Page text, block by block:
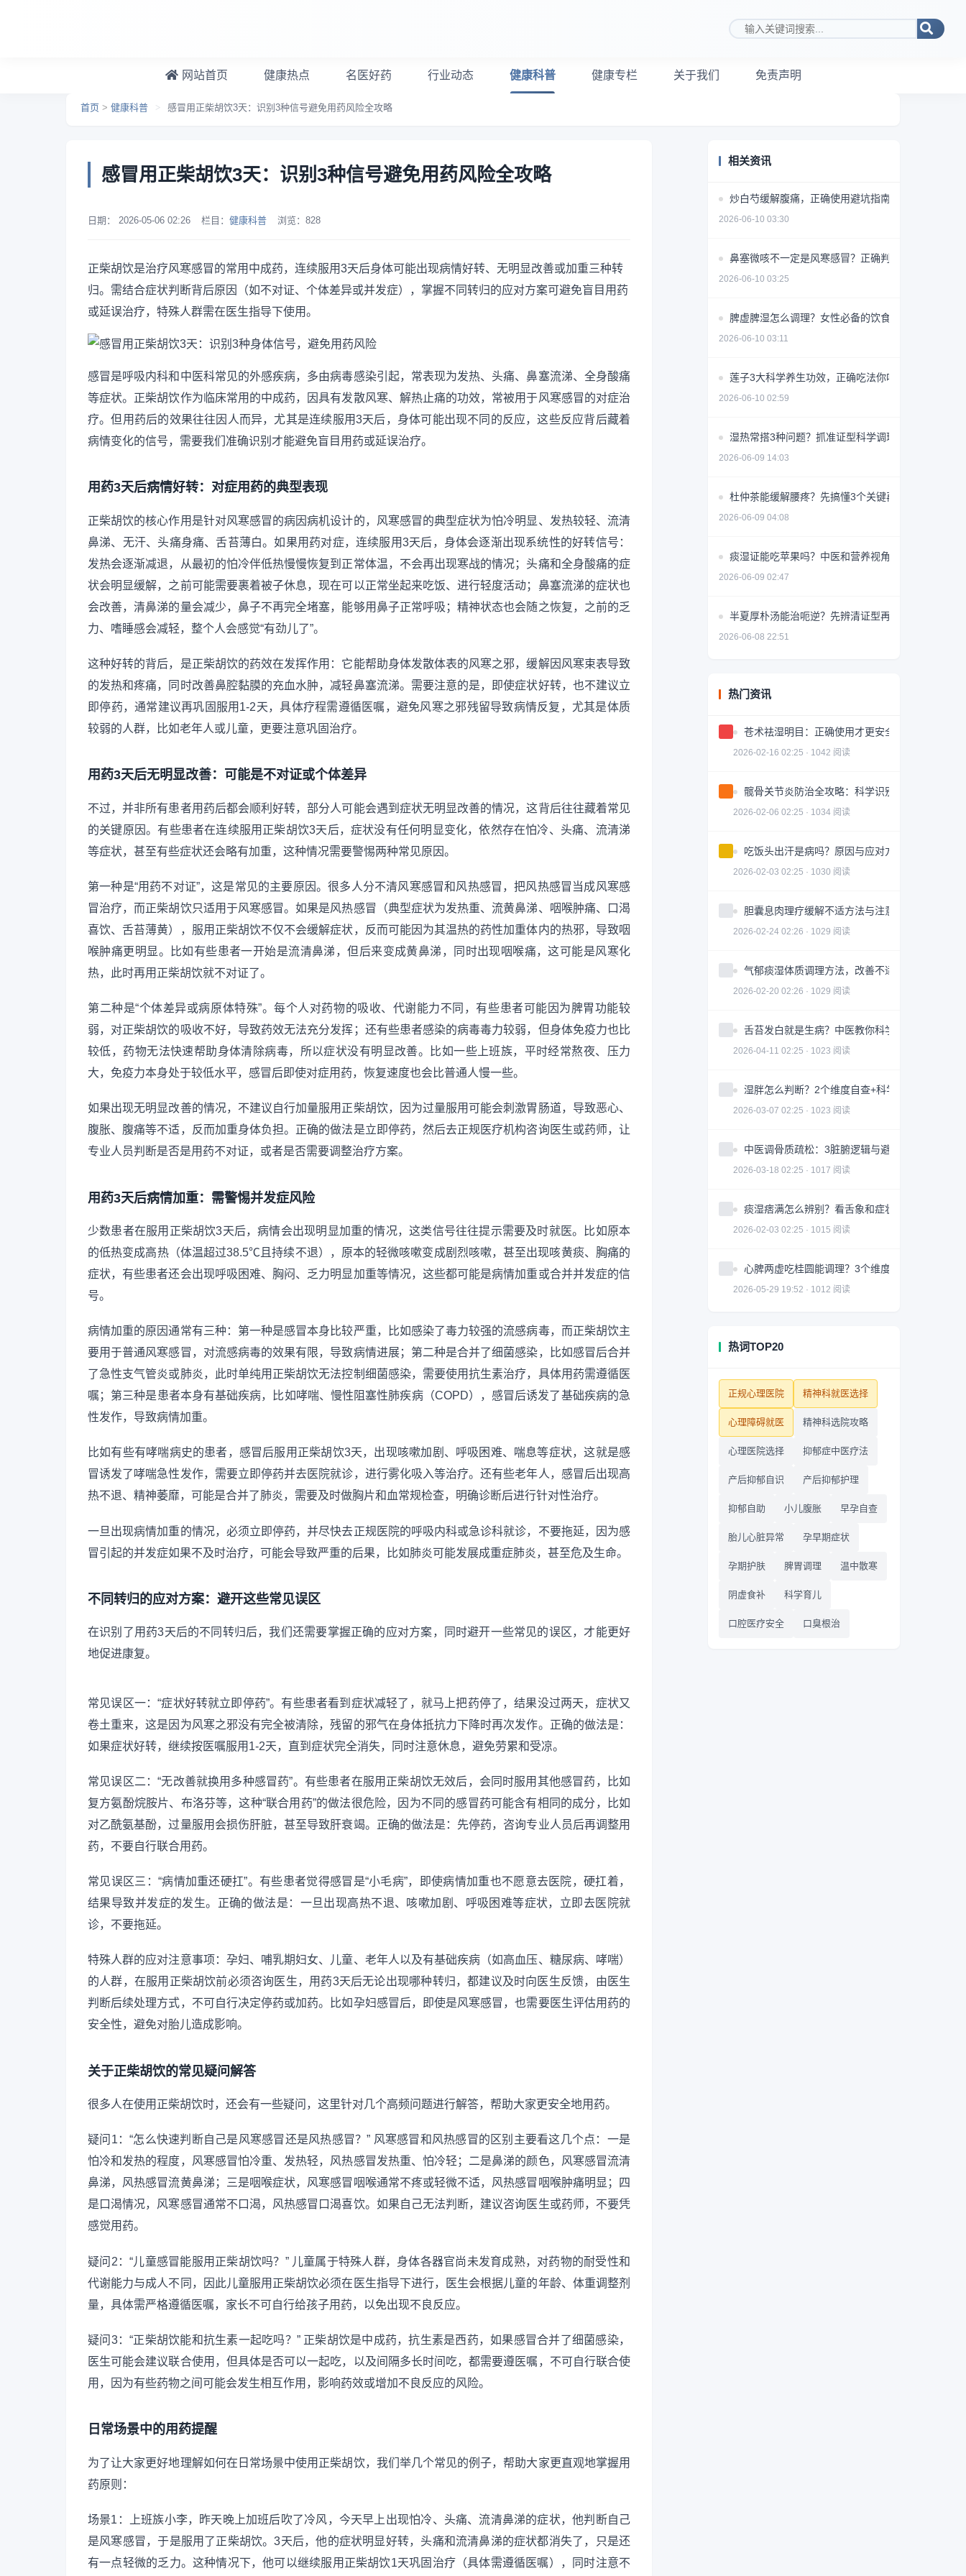
搜索关键词
网站首页 健康热点 名医好药 行业动态 健康科普 健康专栏 关于我们 免责声明
首页 > 健康科普 > 感冒用正柴胡饮3天：识别3种信号避免用药风险全攻略
感冒用正柴胡饮3天：识别3种信号避免用药风险全攻略
日期： 2026-05-06 02:26 栏目： 健康科普 浏览： 828
正柴胡饮是治疗风寒感冒的常用中成药，连续服用3天后身体可能出现病情好转、无明显改善或加重三种转
归。需结合症状判断背后原因（如不对证、个体差异或并发症），掌握不同转归的应对方案可避免盲目用药
或延误治疗，特殊人群需在医生指导下使用。
感冒是呼吸内科和中医科常见的外感疾病，多由病毒感染引起，常表现为发热、头痛、鼻塞流涕、全身酸痛
等症状。正柴胡饮作为临床常用的中成药，因具有发散风寒、解热止痛的功效，常被用于风寒感冒的对症治
疗。但用药后的效果往往因人而异，尤其是连续服用3天后，身体可能出现不同的反应，这些反应背后藏着
病情变化的信号，需要我们准确识别才能避免盲目用药或延误治疗。
用药3天后病情好转：对症用药的典型表现
正柴胡饮的核心作用是针对风寒感冒的病因病机设计的，风寒感冒的典型症状为怕冷明显、发热较轻、流清
鼻涕、无汗、头痛身痛、舌苔薄白。如果用药对症，连续服用3天后，身体会逐渐出现系统性的好转信号：
发热会逐渐减退，从最初的怕冷伴低热慢慢恢复到正常体温，不会再出现寒战的情况；头痛和全身酸痛的症
状会明显缓解，之前可能需要裹着被子休息，现在可以正常坐起来吃饭、进行轻度活动；鼻塞流涕的症状也
会改善，清鼻涕的量会减少，鼻子不再完全堵塞，能够用鼻子正常呼吸；精神状态也会随之恢复，之前的乏
力、嗜睡感会减轻，整个人会感觉“有劲儿了”。
这种好转的背后，是正柴胡饮的药效在发挥作用：它能帮助身体发散体表的风寒之邪，缓解因风寒束表导致
的发热和疼痛，同时改善鼻腔黏膜的充血水肿，减轻鼻塞流涕。需要注意的是，即使症状好转，也不建议立
即停药，通常建议再巩固服用1-2天，具体疗程需遵循医嘱，避免风寒之邪残留导致病情反复，尤其是体质
较弱的人群，比如老年人或儿童，更要注意巩固治疗。
用药3天后无明显改善：可能是不对证或个体差异
不过，并非所有患者用药后都会顺利好转，部分人可能会遇到症状无明显改善的情况，这背后往往藏着常见
的关键原因。有些患者在连续服用正柴胡饮3天后，症状没有任何明显变化，依然存在怕冷、头痛、流清涕
等症状，甚至有些症状还会略有加重，这种情况需要警惕两种常见原因。
第一种是“用药不对证”，这是常见的主要原因。很多人分不清风寒感冒和风热感冒，把风热感冒当成风寒感
冒治疗，而正柴胡饮只适用于风寒感冒。如果是风热感冒（典型症状为发热重、流黄鼻涕、咽喉肿痛、口渴
喜饮、舌苔薄黄），服用正柴胡饮不仅不会缓解症状，反而可能因为其温热的药性加重体内的热邪，导致咽
喉肿痛更明显。比如有些患者一开始是流清鼻涕，但后来变成黄鼻涕，同时出现咽喉痛，这可能是风寒化
热，此时再用正柴胡饮就不对证了。
第二种是“个体差异或病原体特殊”。每个人对药物的吸收、代谢能力不同，有些患者可能因为脾胃功能较
弱，对正柴胡饮的吸收不好，导致药效无法充分发挥；还有些患者感染的病毒毒力较弱，但身体免疫力也比
较低，药物无法快速帮助身体清除病毒，所以症状没有明显改善。比如一些上班族，平时经常熬夜、压力
大，免疫力本身处于较低水平，感冒后即使对症用药，恢复速度也会比普通人慢一些。
如果出现无明显改善的情况，不建议自行加量服用正柴胡饮，因为过量服用可能会刺激胃肠道，导致恶心、
腹胀、腹痛等不适，反而加重身体负担。正确的做法是立即停药，然后去正规医疗机构咨询医生或药师，让
专业人员判断是否是用药不对证，或者是否需要调整治疗方案。
用药3天后病情加重：需警惕并发症风险
少数患者在服用正柴胡饮3天后，病情会出现明显加重的情况，这类信号往往提示需要及时就医。比如原本
的低热变成高热（体温超过38.5℃且持续不退），原本的轻微咳嗽变成剧烈咳嗽，甚至出现咳黄痰、胸痛的
症状，有些患者还会出现呼吸困难、胸闷、乏力明显加重等情况，这些都可能是病情加重或合并并发症的信
号。
病情加重的原因通常有三种：第一种是感冒本身比较严重，比如感染了毒力较强的流感病毒，而正柴胡饮主
要用于普通风寒感冒，对流感病毒的效果有限，导致病情进展；第二种是合并了细菌感染，比如感冒后合并
了急性支气管炎或肺炎，此时单纯用正柴胡饮无法控制细菌感染，需要使用抗生素治疗，具体用药需遵循医
嘱；第三种是患者本身有基础疾病，比如哮喘、慢性阻塞性肺疾病（COPD），感冒后诱发了基础疾病的急
性发作，导致病情加重。
比如有些有哮喘病史的患者，感冒后服用正柴胡饮3天，出现咳嗽加剧、呼吸困难、喘息等症状，这就是感
冒诱发了哮喘急性发作，需要立即停药并去医院就诊，进行雾化吸入等治疗。还有些老年人，感冒后出现高
热不退、精神萎靡，可能是合并了肺炎，需要及时做胸片和血常规检查，明确诊断后进行针对性治疗。
一旦出现病情加重的情况，必须立即停药，并尽快去正规医院的呼吸内科或急诊科就诊，不要拖延，因为感
冒引起的并发症如果不及时治疗，可能会导致严重的后果，比如肺炎可能发展成重症肺炎，甚至危及生命。
不同转归的应对方案：避开这些常见误区
在识别了用药3天后的不同转归后，我们还需要掌握正确的应对方案，同时避开一些常见的误区，才能更好
地促进康复。
常见误区一：“症状好转就立即停药”。有些患者看到症状减轻了，就马上把药停了，结果没过两天，症状又
卷土重来，这是因为风寒之邪没有完全被清除，残留的邪气在身体抵抗力下降时再次发作。正确的做法是：
如果症状好转，继续按医嘱服用1-2天，直到症状完全消失，同时注意休息，避免劳累和受凉。
常见误区二：“无改善就换用多种感冒药”。有些患者在服用正柴胡饮无效后，会同时服用其他感冒药，比如
复方氨酚烷胺片、布洛芬等，这种“联合用药”的做法很危险，因为不同的感冒药可能含有相同的成分，比如
对乙酰氨基酚，过量服用会损伤肝脏，甚至导致肝衰竭。正确的做法是：先停药，咨询专业人员后再调整用
药，不要自行联合用药。
常见误区三：“病情加重还硬扛”。有些患者觉得感冒是“小毛病”，即使病情加重也不愿意去医院，硬扛着，
结果导致并发症的发生。正确的做法是：一旦出现高热不退、咳嗽加剧、呼吸困难等症状，立即去医院就
诊，不要拖延。
特殊人群的应对注意事项：孕妇、哺乳期妇女、儿童、老年人以及有基础疾病（如高血压、糖尿病、哮喘）
的人群，在服用正柴胡饮前必须咨询医生，用药3天后无论出现哪种转归，都建议及时向医生反馈，由医生
判断后续处理方式，不可自行决定停药或加药。比如孕妇感冒后，即使是风寒感冒，也需要医生评估用药的
安全性，避免对胎儿造成影响。
关于正柴胡饮的常见疑问解答
很多人在使用正柴胡饮时，还会有一些疑问，这里针对几个高频问题进行解答，帮助大家更安全地用药。
疑问1：“怎么快速判断自己是风寒感冒还是风热感冒？” 风寒感冒和风热感冒的区别主要看这几个点：一是
怕冷和发热的程度，风寒感冒怕冷重、发热轻，风热感冒发热重、怕冷轻；二是鼻涕的颜色，风寒感冒流清
鼻涕，风热感冒流黄鼻涕；三是咽喉症状，风寒感冒咽喉通常不疼或轻微不适，风热感冒咽喉肿痛明显；四
是口渴情况，风寒感冒通常不口渴，风热感冒口渴喜饮。如果自己无法判断，建议咨询医生或药师，不要凭
感觉用药。
疑问2：“儿童感冒能服用正柴胡饮吗？” 儿童属于特殊人群，身体各器官尚未发育成熟，对药物的耐受性和
代谢能力与成人不同，因此儿童服用正柴胡饮必须在医生指导下进行，医生会根据儿童的年龄、体重调整剂
量，具体需严格遵循医嘱，家长不可自行给孩子用药，以免出现不良反应。
疑问3：“正柴胡饮能和抗生素一起吃吗？” 正柴胡饮是中成药，抗生素是西药，如果感冒合并了细菌感染，
医生可能会建议联合使用，但具体是否可以一起吃，以及间隔多长时间吃，都需要遵医嘱，不可自行联合使
用，因为有些药物之间可能会发生相互作用，影响药效或增加不良反应的风险。
日常场景中的用药提醒
为了让大家更好地理解如何在日常场景中使用正柴胡饮，我们举几个常见的例子，帮助大家更直观地掌握用
药原则：
场景1：上班族小李，昨天晚上加班后吹了冷风，今天早上出现怕冷、头痛、流清鼻涕的症状，他判断自己
是风寒感冒，于是服用了正柴胡饮。3天后，他的症状明显好转，头痛和流清鼻涕的症状都消失了，只是还
有一点轻微的乏力。这种情况下，他可以继续服用正柴胡饮1天巩固治疗（具体需遵循医嘱），同时注意不
相关资讯
炒白芍缓解腹痛，正确使用避坑指南
2026-06-10 03:30
鼻塞微咳不一定是风寒感冒？正确判断方法揭秘
2026-06-10 03:25
脾虚脾湿怎么调理？女性必备的饮食+药物+生活方式
2026-06-10 03:11
莲子3大科学养生功效，正确吃法你吃对了吗？
2026-06-10 02:59
湿热常搭3种问题？抓准证型科学调理少走弯路
2026-06-09 14:03
杜仲茶能缓解腰疼？先搞懂3个关键再喝
2026-06-09 04:08
痰湿证能吃苹果吗？中医和营养视角详解
2026-06-09 02:47
半夏厚朴汤能治呃逆？先辨清证型再用
2026-06-08 22:51
热门资讯
苍术祛湿明目：正确使用才更安全有效
2026-02-16 02:25 · 1042 阅读
髋骨关节炎防治全攻略：科学识别与有效治疗
2026-02-06 02:25 · 1034 阅读
吃饭头出汗是病吗？原因与应对方法
2026-02-03 02:25 · 1030 阅读
胆囊息肉理疗缓解不适方法与注意事项
2026-02-24 02:26 · 1029 阅读
气郁痰湿体质调理方法，改善不适症状
2026-02-20 02:26 · 1029 阅读
舌苔发白就是生病？中医教你科学判断与调理全
2026-04-11 02:25 · 1023 阅读
湿胖怎么判断？2个维度自查+科学调理指南
2026-03-07 02:25 · 1023 阅读
中医调骨质疏松：3脏腑逻辑与避坑指南｜科学护
2026-03-18 02:25 · 1017 阅读
痰湿痞满怎么辨别？看舌象和症状
2026-02-03 02:25 · 1015 阅读
心脾两虚吃桂圆能调理？3个维度帮你科学改善
2026-05-29 19:52 · 1012 阅读
热词TOP20
正规心理医院 精神科就医选择
心理障碍就医 精神科选院攻略
心理医院选择 抑郁症中医疗法
产后抑郁自识 产后抑郁护理
抑郁自助 小儿腹胀 早孕自查
胎儿心脏异常 孕早期症状
孕期护肤 脾胃调理 温中散寒
阴虚食补 科学育儿
口腔医疗安全 口臭根治